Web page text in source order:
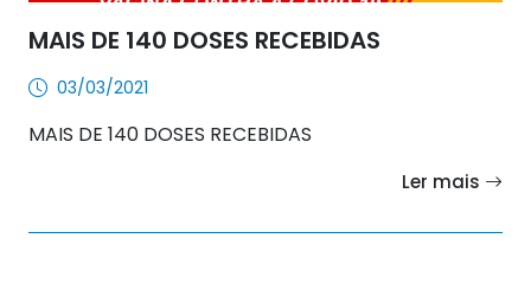
MAIS DE 140 DOSES RECEBIDAS
03/03/2021
MAIS DE 140 DOSES RECEBIDAS
Ler mais